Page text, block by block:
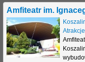
Amfiteatr im.
Atrakcje